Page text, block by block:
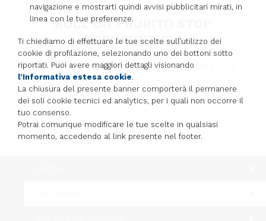
ROLL ON PRURITO STOP
DOPOPUNTURA
ROLL ON PRURITO STOP DOPOPUNTURA
allevia il fastidio delle punture con azione
calmante, rinfrescante e lenitiva all’aloe vera.
navigazione e mostrarti quindi avvisi pubblicitari mirati, in
linea con le tue preferenze.
Ti chiediamo di effettuare le tue scelte sull’utilizzo dei
cookie di profilazione, selezionando uno dei bottoni sotto
riportati. Puoi avere maggiori dettagli visionando
l’Informativa estesa cookie.
La chiusura del presente banner comporterà il permanere
dei soli cookie tecnici ed analytics, per i quali non occorre il
tuo consenso.
Potrai comunque modificare le tue scelte in qualsiasi
momento, accedendo al link presente nel footer.